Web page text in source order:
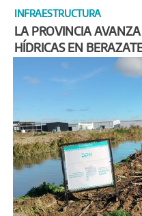
INFRAESTRUCTURA
LA PROVINCIA
HÍDRICAS EN